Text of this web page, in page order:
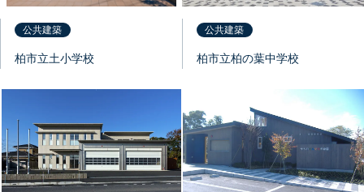
公共建築
柏市立土小学校
公共建築
柏市立柏の葉中学校